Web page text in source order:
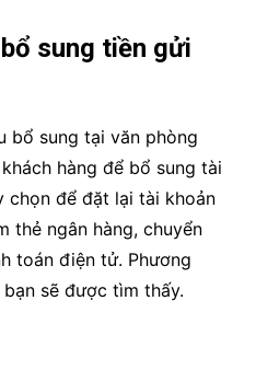
sung tiền gửi
bổ sung tại văn phòng
hàng để bổ sung tài
chọn để đặt lại tài khoản
thẻ ngân hàng, chuyển
toán điện tử. Phương
sẽ được tìm thấy.